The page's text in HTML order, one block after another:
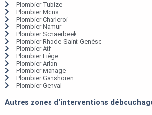
Plombier Tubize
Plombier Mons
Plombier Charleroi
Plombier Namur
Plombier Schaerbeek
Plombier Rhode-Saint-Genèse
Plombier Ath
Plombier Liège
Plombier Arlon
Plombier Manage
Plombier Ganshoren
Plombier Genval
Autres zones d'interventions